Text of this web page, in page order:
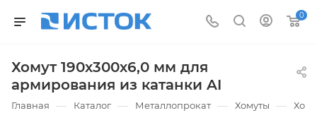
0
Хомут 190х300х6,0 мм для
армирования из катанки AI
Главная — Каталог — Металлопрокат — Хомуты —